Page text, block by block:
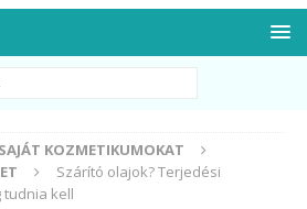
KOZMETIKUMOKAT
Szárító olajok? Terjedési
tudnia kell